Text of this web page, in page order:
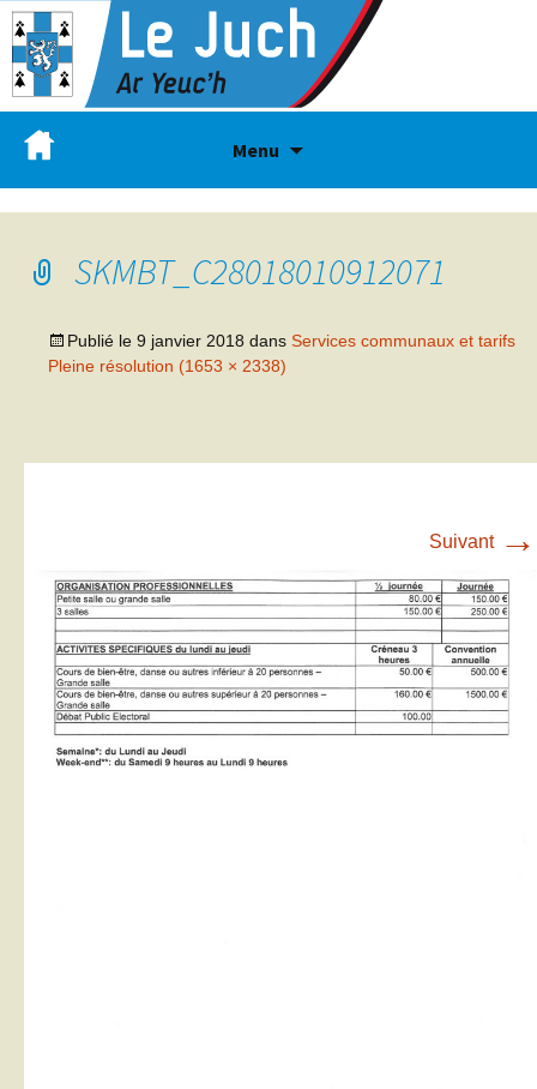
Menu
SKMBT_C28018010912071
Publié le 9 janvier 2018 dans Services communaux et tarifs
Pleine résolution (1653 × 2338)
Suivant →